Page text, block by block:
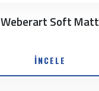
Weberart Soft Matt
İNCELE